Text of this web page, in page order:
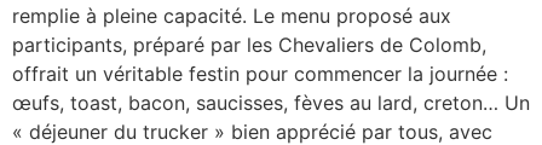
remplie à pleine capacité. Le menu proposé aux
participants, préparé par les Chevaliers de Colomb,
offrait un véritable festin pour commencer la journée :
œufs, toast, bacon, saucisses, fèves au lard, creton… Un
« déjeuner du trucker » bien apprécié par tous, avec